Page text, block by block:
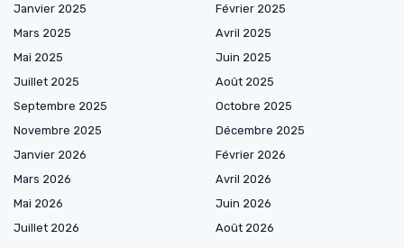
Janvier 2025
Février 2025
Mars 2025
Avril 2025
Mai 2025
Juin 2025
Juillet 2025
Août 2025
Septembre 2025
Octobre 2025
Novembre 2025
Décembre 2025
Janvier 2026
Février 2026
Mars 2026
Avril 2026
Mai 2026
Juin 2026
Juillet 2026
Août 2026